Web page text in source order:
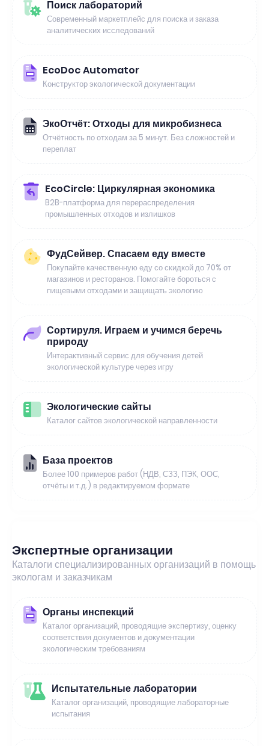
Поиск лабораторий
Современный маркетплейс для поиска и заказа
аналитических исследований
EcoDoc Automator
Конструктор экологической документации
ЭкоОтчёт: Отходы для микробизнеса
Отчётность по отходам за 5 минут. Без сложностей и
переплат
EcoCircle: Циркулярная экономика
B2B-платформа для перераспределения
промышленных отходов и излишков
ФудСейвер. Спасаем еду вместе
Покупайте качественную еду со скидкой до 70% от
магазинов и ресторанов. Помогайте бороться с
пищевыми отходами и защищать экологию
Сортируля. Играем и учимся беречь
природу
Интерактивный сервис для обучения детей
экологической культуре через игру
Экологические сайты
Каталог сайтов экологической направленности
База проектов
Более 100 примеров работ (НДВ, СЗЗ, ПЭК, ООС,
отчёты и т.д.) в редактируемом формате
Экспертные организации
Каталоги специализированных организаций в помощь
экологам и заказчикам
Органы инспекций
Каталог организаций, проводящие экспертизу, оценку
соответствия документов и документации
экологическим требованиям
Испытательные лаборатории
Каталог организаций, проводящие лабораторные
испытания